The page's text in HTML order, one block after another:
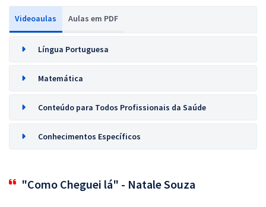
Videoaulas Aulas em PDF
Língua Portuguesa
Matemática
Conteúdo para Todos Profissionais da Saúde
Conhecimentos Específicos
"Como Cheguei lá" - Natale Souza